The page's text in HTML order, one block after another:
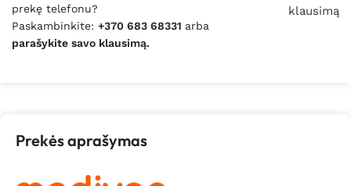
prekę telefonu?
Paskambinkite: +370 683 68331 arba
parašykite savo klausimą.
klausimą
Prekės aprašymas